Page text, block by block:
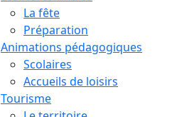
La fête
Préparation
Animations pédagogiques
Scolaires
Accueils de loisirs
Tourisme